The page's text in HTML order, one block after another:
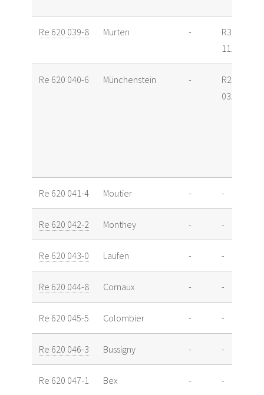
Re 620 039-8 Murten -
R3
11.09.17
Re 620 040-6 Münchenstein -
R2
03.06.13
Re 620 041-4 Moutier - -
Re 620 042-2 Monthey - -
Re 620 043-0 Laufen - -
Re 620 044-8 Cornaux - -
Re 620 045-5 Colombier - -
Re 620 046-3 Bussigny - -
Re 620 047-1 Bex - -